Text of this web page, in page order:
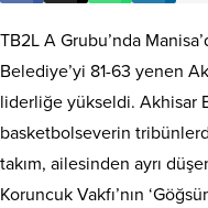
TB2L A Grubu’nda
Belediye’yi 81-63 yenen
liderliğe yükseldi. Akhisar
basketbolseverin
takım, ailesinden ayrı
Koruncuk Vakfı’nın